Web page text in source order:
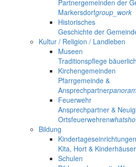
Partnergemeinden der
Markersdorfgroup_work
Historisches
Geschichte der
Kultur / Religion / Landleben
Museen
Traditionspflege
Kirchengemeinden
Pfarrgemeinde &
Ansprechpartner
Feuerwehr
Ansprechpartner &
Ortsfeuerwehren
Bildung
Kindertageseinrichtungen
Kita, Hort & Kinderhäuser
Schulen